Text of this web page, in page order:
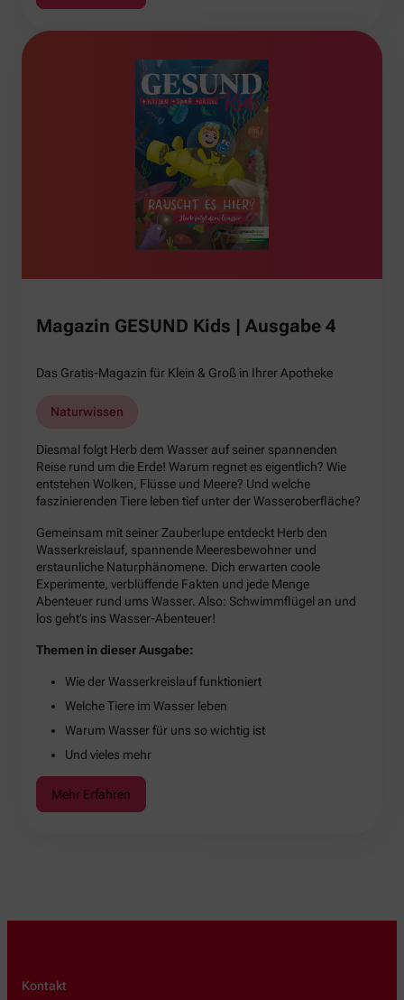
Magazin GESUND Kids | Ausgabe 4
Das Gratis-Magazin für Klein & Groß in Ihrer Apotheke
Naturwissen
Diesmal folgt Herb dem Wasser auf seiner spannenden
Reise rund um die Erde! Warum regnet es eigentlich? Wie
entstehen Wolken, Flüsse und Meere? Und welche
faszinierenden Tiere leben tief unter der Wasseroberfläche?
Gemeinsam mit seiner Zauberlupe entdeckt Herb den
Wasserkreislauf, spannende Meeresbewohner und
erstaunliche Naturphänomene. Dich erwarten coole
Experimente, verblüffende Fakten und jede Menge
Abenteuer rund ums Wasser. Also: Schwimmflügel an und
los geht’s ins Wasser-Abenteuer!
Themen in dieser Ausgabe:
Wie der Wasserkreislauf funktioniert
Welche Tiere im Wasser leben
Warum Wasser für uns so wichtig ist
Und vieles mehr
Mehr Erfahren
Kontakt